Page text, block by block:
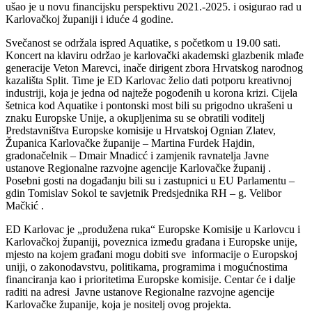
ušao je u novu financijsku perspektivu 2021.-2025. i osigurao rad u
Karlovačkoj županiji i iduće 4 godine.
Svečanost se održala ispred Aquatike, s početkom u 19.00 sati.
Koncert na klaviru održao je karlovački akademski glazbenik mlađe
generacije Veton Marevci, inače dirigent zbora Hrvatskog narodnog
kazališta Split. Time je ED Karlovac želio dati potporu kreativnoj
industriji, koja je jedna od najteže pogođenih u korona krizi. Cijela
šetnica kod Aquatike i pontonski most bili su prigodno ukrašeni u
znaku Europske Unije, a okupljenima su se obratili voditelj
Predstavništva Europske komisije u Hrvatskoj Ognian Zlatev,
Županica Karlovačke županije – Martina Furdek Hajdin,
gradonačelnik – Dmair Mnadicć i zamjenik ravnatelja Javne
ustanove Regionalne razvojne agencije Karlovačke županij .
Posebni gosti na događanju bili su i zastupnici u EU Parlamentu –
gdin Tomislav Sokol te savjetnik Predsjednika RH – g. Velibor
Mačkić .
ED Karlovac je „produžena ruka“ Europske Komisije u Karlovcu i
Karlovačkoj županiji, poveznica između građana i Europske unije,
mjesto na kojem građani mogu dobiti sve informacije o Europskoj
uniji, o zakonodavstvu, politikama, programima i mogućnostima
financiranja kao i prioritetima Europske komisije. Centar će i dalje
raditi na adresi Javne ustanove Regionalne razvojne agencije
Karlovačke županije, koja je nositelj ovog projekta.